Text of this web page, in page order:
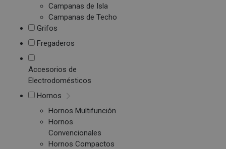
Campanas de Isla
Campanas de Techo
Grifos
Fregaderos
Accesorios de
Electrodomésticos
Hornos
Hornos Multifunción
Hornos
Convencionales
Hornos Compactos